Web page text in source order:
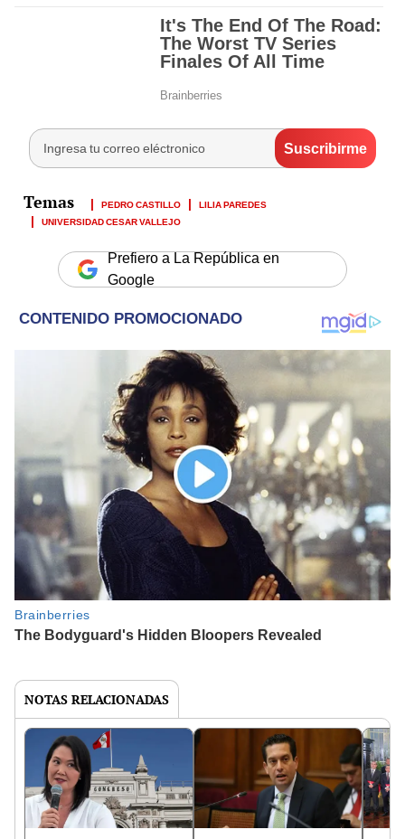
PEDRO CASTILLO
LILIA PAREDES
UNIVERSIDAD CESAR VALLEJO
Prefiero a La República en
Google
NOTAS RELACIONADAS